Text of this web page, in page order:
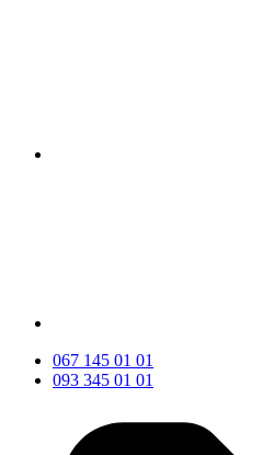
067 145 01 01
093 345 01 01